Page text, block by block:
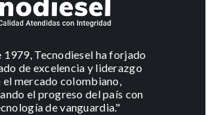
1979, Tecnodiesel ha forjado
de excelencia y liderazgo
el mercado colombiano,
el progreso del país con
de vanguardia."